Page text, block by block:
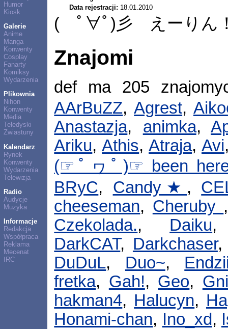
Humor
Kiosk
Galerie
Anime
Manga
Konwenty
Cosplay
Fanarty
Komiksy
Wydarzenia
Plikownia
Nihon
Konwenty
Media
Teledyski
Zwiastuny
Kalendarz
Rynek
Konwenty
Wydarzenia
Telewizja
Radio
Audycje
Muzyka
Informacje
Redakcja
Współpraca
Reklama
Mecenat
IRC
Data rejestracji: 18.01.2010
( ﾟ∀ﾟ)彡 えーりん
Znajomi
def ma 205
AArBuZZ,Agrest,
Anastazja, animka,
Ariku,Athis,Atraja, Avi
(☞ﾟヮﾟ)☞ been
BRyC, Candy★ ,
cheeseman, Cheruby
Czekolada., Daiku
DarkCAT, Darkchaser
DuDuL, Duo~,
fretka, Gah!, Geo,
hakman4, Halucyn,
Honami-chan, Ino_xd,